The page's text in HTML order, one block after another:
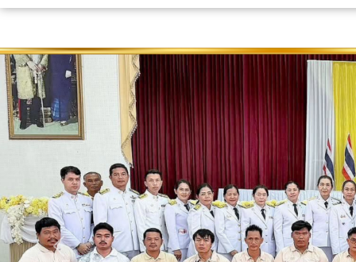
ยุทธศาสตร์
การ
พัฒนา
กฎหมาย
ที่
โครงสร้าง
องค์กร